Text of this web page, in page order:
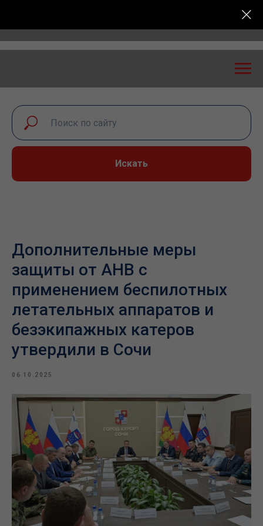
конференция «Транспортная
Искать
Дополнительные меры
защиты от АНВ с
применением беспилотных
летательных аппаратов и
безэкипажных катеров
утвердили в Сочи
06.10.2025